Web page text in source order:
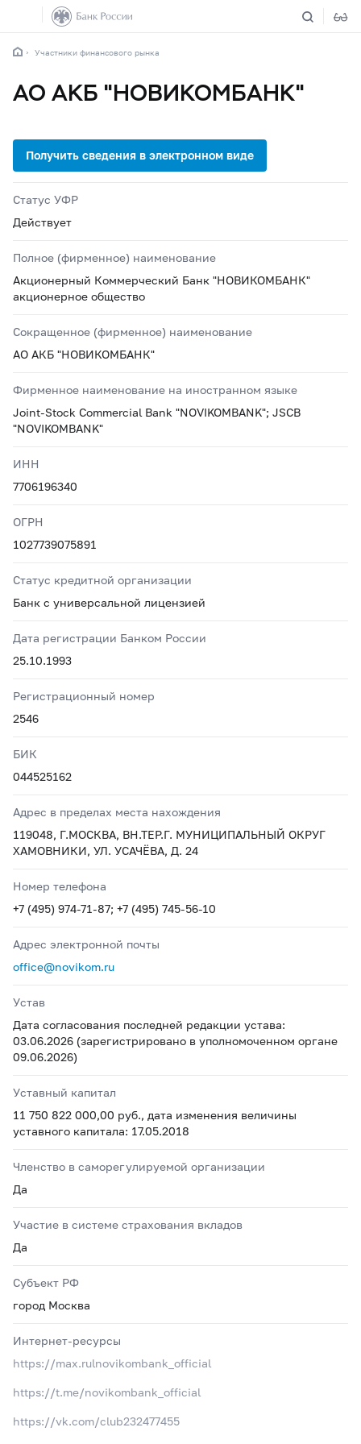
Участники финансового рынка
АО АКБ "НОВИКОМБАНК"
Статус УФР
Действует
Полное (фирменное) наименование
Акционерный Коммерческий Банк "НОВИКОМБАНК"
акционерное общество
Сокращенное (фирменное) наименование
АО АКБ "НОВИКОМБАНК"
Фирменное наименование на иностранном языке
Joint-Stock Commercial Bank "NOVIKOMBANK"; JSCB
"NOVIKOMBANK"
ИНН
7706196340
ОГРН
1027739075891
Статус кредитной организации
Банк с универсальной лицензией
Дата регистрации Банком России
25.10.1993
Регистрационный номер
2546
БИК
044525162
Адрес в пределах места нахождения
119048, Г.МОСКВА, ВН.ТЕР.Г. МУНИЦИПАЛЬНЫЙ ОКРУГ
ХАМОВНИКИ, УЛ. УСАЧЁВА, Д. 24
Номер телефона
+7 (495) 974-71-87; +7 (495) 745-56-10
Адрес электронной почты
office@novikom.ru
Устав
Дата согласования последней редакции устава:
03.06.2026 (зарегистрировано в уполномоченном органе
09.06.2026)
Уставный капитал
11 750 822 000,00 руб., дата изменения величины
уставного капитала: 17.05.2018
Членство в саморегулируемой организации
Да
Участие в системе страхования вкладов
Да
Субъект РФ
город Москва
Интернет-ресурсы
https://max.rulnovikombank_official
https://t.me/novikombank_official
https://vk.соm/club232477455